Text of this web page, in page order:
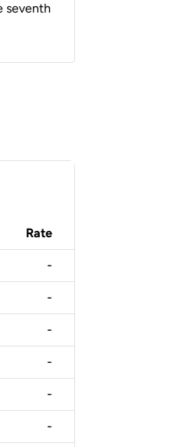
seventh
Rate
-
-
-
-
-
-